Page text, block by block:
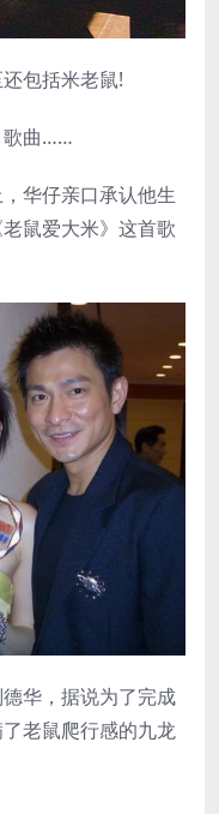
包括米老鼠!
歌曲……
华仔亲口承认他生
鼠爱大米》这首歌
华，据说为了完成
老鼠爬行感的九龙